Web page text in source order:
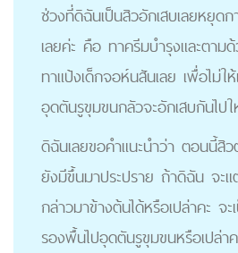
ช่วงที่ดิฉันเป็นสิวอักเสบเลยหยุด
เลยค่ะ คือ ทาครีมบำรุงและตาม
ทาแป้งเด็กจอห์นสันเลย เพื่อไม่
อุดตันรูขุมขนกลัวจะอักเสบกันไป
ดิฉันเลยขอคำแนะนำว่า ตอนนี้สิ
ยังมีขึ้นมาประปราย ถ้าดิฉัน จะแ
กล่าวมาข้างต้นได้หรือเปล่าคะ จ
รองพื้นไปอุดตันรูขุมขนหรือเปล่า